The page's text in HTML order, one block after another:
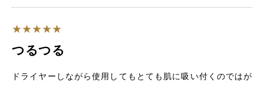
つるつる
ドライヤーしながら使用してもとても肌に吸い付くのではが